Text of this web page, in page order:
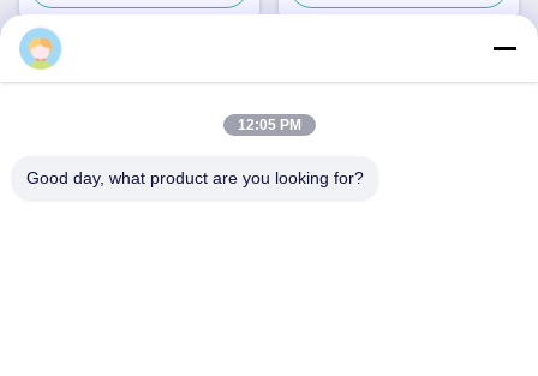
クイックコンタクト
アドレス
12:05 PM
Good day, what product are you looking for?